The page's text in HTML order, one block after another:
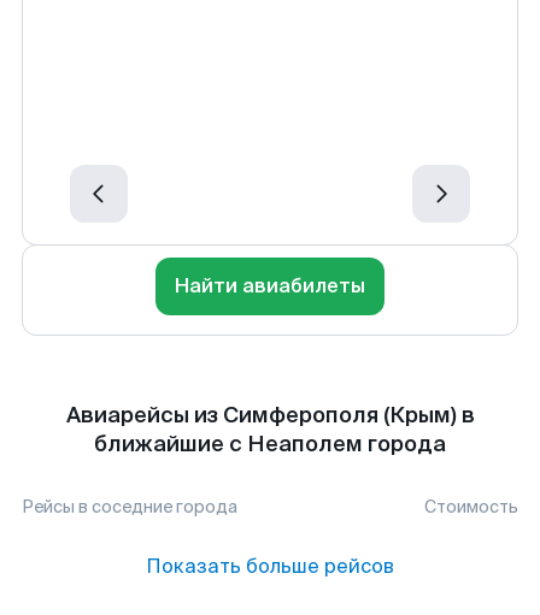
Найти авиабилеты
Авиарейсы из Симферополя (Крым) в
ближайшие с Неаполем города
Рейсы в соседние города Стоимость
Показать больше рейсов